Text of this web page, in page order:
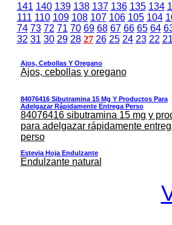
141 140 139 138 137 136 135 134
111 110 109 108 107 106 105 104
74 73 72 71 70 69 68 67 66 65 64
32 31 30 29 28 27 26 25 24 23 22 21
Ajos, Cebollas Y Oregano
Ajos, cebollas y oregano
84076416 Sibutramina 15 Mg Y Productos Para
Adelgazar Rápidamente Entrega Perso
84076416 sibutramina 15 mg y
para adelgazar rápidamente
perso
Estevia Hoja Endulzante
Endulzante natural